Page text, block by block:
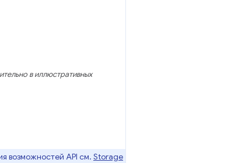
в иллюстративных
возможностей API см. Storage